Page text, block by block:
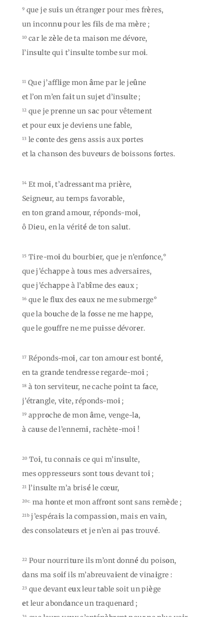
9 que je suis un étranger pour mes frères,
un inconnupour les fils de ma mère ;
10 car le zèle de ta maison me dévore,
l’insulte qui t’insulte tombe sur moi.
11 Que j’afflige mon âme par le jeûne
et l’on m’en fait un sujet d’insulte ;
12 que je prenne un sac pour vêtement
et pour eux je deviens une fable,
13 le conte des gens assis aux portes
et la chanson des buveurs de boissons fortes.
14 Et moi, t’adressant ma prière,
Seigneur, au temps favorable,
en ton grand amour, réponds-moi,
ô Dieu, en la vérité de ton salut.
15 Tire-moi du bourbier, que je n’enfonce,°
que j’échappe à tous mes adversaires,
que j’échappe à l’abîme des eaux ;
16 que le flux des eaux ne me submerge°
que la bouche de la fosse ne me happe,
que le gouffre ne me puisse dévorer.
17 Réponds-moi, car ton amour est bonté,
en ta grande tendresse regarde-moi ;
18 à ton serviteur, ne cache point ta face,
j’étrangle, vite, réponds-moi ;
19 approche de mon âme, venge-la,
à cause de l’ennemi, rachète-moi !
20 Toi, tu connais ce qui m’insulte,
mes oppresseurs sont tous devant toi;
21 l’insulte m’a brisé le cœur,
20c. ma honte et mon affront sont sans remède ;
21b j’espérais la compassion, mais en vain,
des consolateurs et je n’en ai pas trouvé.
22 Pour nourriture ils m’ont donné du poison,
dans ma soif ils m’abreuvaient de vinaigre :
23 que devant eux leur table soit un piège
et leur abondance un traquenard ;